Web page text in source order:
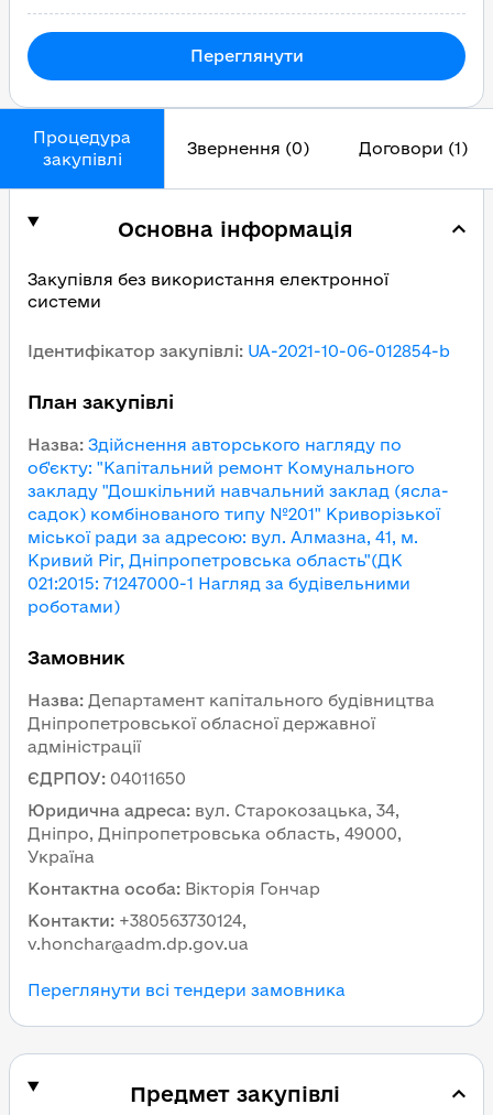
Процедура
закупівлі
Звернення (0) Договори (1)
Основна інформація
Закупівля без використання електронної
системи
Ідентифікатор закупівлі: UA-2021-10-06-012854-b
План закупівлі
Назва: Здійснення авторського нагляду по
об'єкту: "Капітальний ремонт Комунального
закладу "Дошкільний навчальний заклад (ясла-
садок) комбінованого типу №201" Криворізької
міської ради за адресою: вул. Алмазна, 41, м.
Кривий Ріг, Дніпропетровська область"(ДК
021:2015: 71247000-1 Нагляд за будівельними
Замовник
Назва: Департамент капітального будівництва
Дніпропетровської обласної державної
адміністрації
ЄДРПОУ: 04011650
Юридична адреса: вул. Старокозацька, 34,
Дніпро, Дніпропетровська область, 49000,
Україна
Контактна особа: Вікторія Гончар
Контакти: +380563730124,
v.honchar@adm.dp.gov.ua
Переглянути всі тендери замовника
Предмет закупівлі
Переглянути